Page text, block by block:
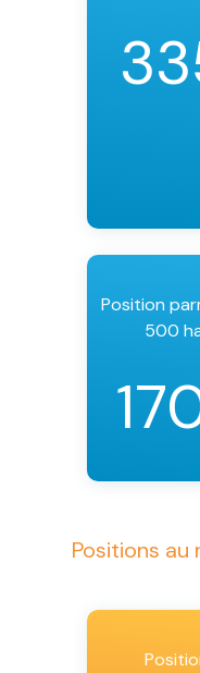
Position
500
Positions